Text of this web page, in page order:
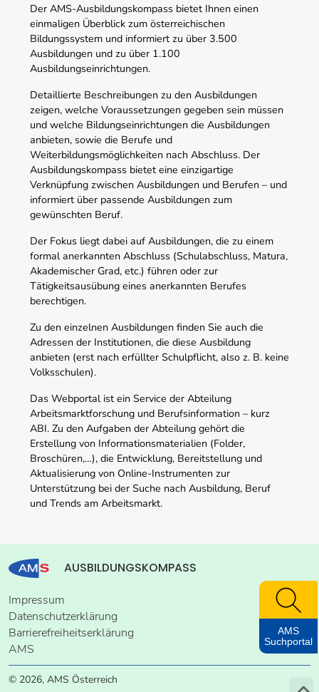
Der AMS-Ausbildungskompass bietet Ihnen einen
einmaligen Überblick zum österreichischen
Bildungssystem und informiert zu über 3.500
Ausbildungen und zu über 1.100
Ausbildungseinrichtungen.
Detaillierte Beschreibungen zu den Ausbildungen
zeigen, welche Voraussetzungen gegeben sein müssen
und welche Bildungseinrichtungen die Ausbildungen
anbieten, sowie die Berufe und
Weiterbildungsmöglichkeiten nach Abschluss. Der
Ausbildungskompass bietet eine einzigartige
Verknüpfung zwischen Ausbildungen und Berufen – und
informiert über passende Ausbildungen zum
gewünschten Beruf.
Der Fokus liegt dabei auf Ausbildungen, die zu einem
formal anerkannten Abschluss (Schulabschluss, Matura,
Akademischer Grad, etc.) führen oder zur
Tätigkeitsausübung eines anerkannten Berufes
berechtigen.
Zu den einzelnen Ausbildungen finden Sie auch die
Adressen der Institutionen, die diese Ausbildung
anbieten (erst nach erfüllter Schulpflicht, also z. B. keine
Volksschulen).
Das Webportal ist ein Service der Abteilung
Arbeitsmarktforschung und Berufsinformation – kurz
ABI. Zu den Aufgaben der Abteilung gehört die
Erstellung von Informationsmaterialien (Folder,
Broschüren,…), die Entwicklung, Bereitstellung und
Aktualisierung von Online-Instrumenten zur
Unterstützung bei der Suche nach Ausbildung, Beruf
und Trends am Arbeitsmarkt.
AUSBILDUNGSKOMPASS
Impressum
Datenschutzerklärung
Barrierefreiheitserklärung
AMS
© 2026, AMS Österreich
AMS
Suchportal